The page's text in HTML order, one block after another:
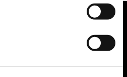
Siirtyy ulkoiselle